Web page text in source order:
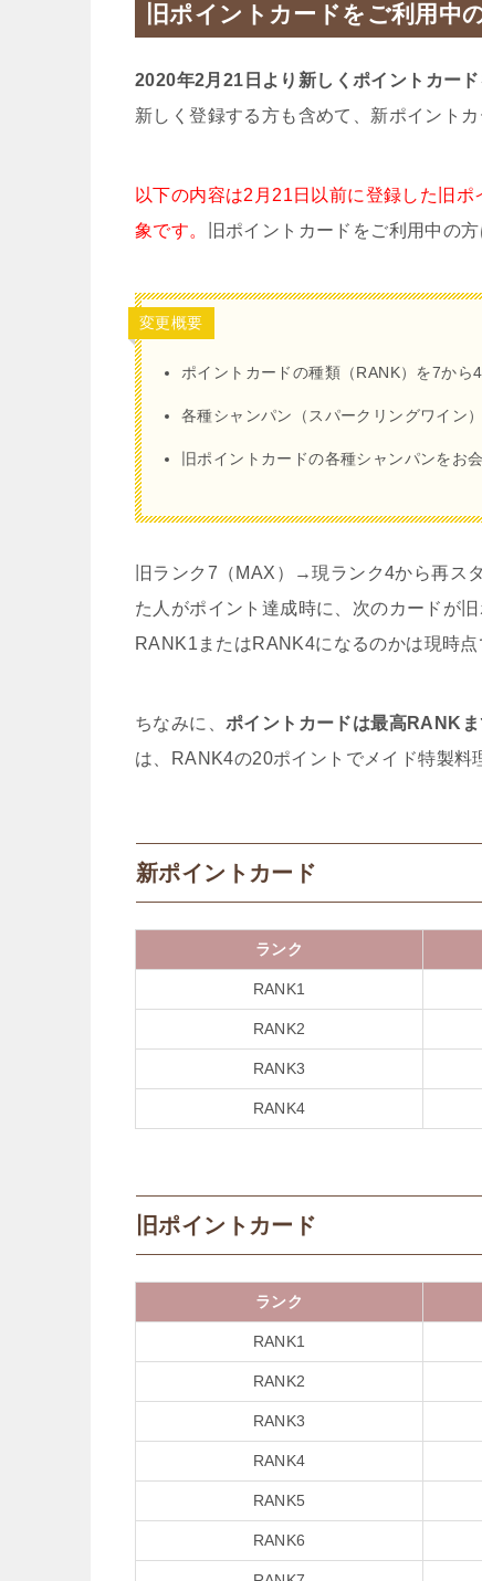
旧ポイントカードをご利用中
2020年2月21日より新しくポイントカー
新しく登録する方も含めて、新ポイント
以下の内容は2月21日以前に登録した旧
象です。
旧ポイントカードをご利用中の
変更概要
ポイントカードの種類（RANK）を7から4
各種シャンパン（スパークリングワイン
旧ポイントカードの各種シャンパンをお
旧ランク7（MAX）→現ランク4から再ス
た人がポイント達成時に、次のカードが
RANK1またはRANK4になるのかは現時点
ちなみに、 ポイントカードは最高RANK
は、RANK4の20ポイントでメイド特製料
新ポイントカード
ランク
RANK1
RANK2
RANK3
RANK4
旧ポイントカード
ランク
RANK1
RANK2
RANK3
RANK4
RANK5
RANK6